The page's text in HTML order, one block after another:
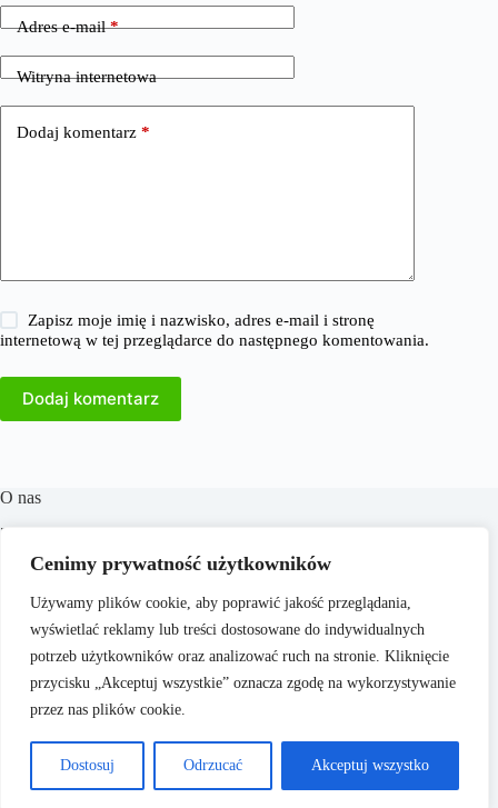
Cenimy prywatność użytkowników
Używamy plików cookie, aby poprawić jakość przeglądania,
wyświetlać reklamy lub treści dostosowane do indywidualnych
potrzeb użytkowników oraz analizować ruch na stronie. Kliknięcie
przycisku „Akceptuj wszystkie” oznacza zgodę na wykorzystywanie
przez nas plików cookie.
Dostosuj Odrzucać Akceptuj wszystko
Adres e-mail*
Witryna internetowa
Dodaj komentarz *
Zapisz moje imię i nazwisko, adres e-mail i stronę
internetową w tej przeglądarce do następnego komentowania.
Dodaj komentarz
O nas
​38Milionow.pl to portal internetowy oferujący aktualne
informacje i analizy z dziedzin takich jak biznes, finanse,
praca, technologia, marketing i prawo. Naszym celem jest
dostarczanie rzetelnych treści, które wspierają czytelników w
podejmowaniu świadomych decyzji oraz inspirują do
działania. Dbamy o to, aby nasze artykuły były zrozumiałe i
dostępne dla każdego, niezależnie od poziomu wiedzy.